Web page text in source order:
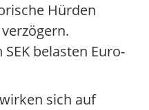
Hürden
belasten Euro-
sich auf